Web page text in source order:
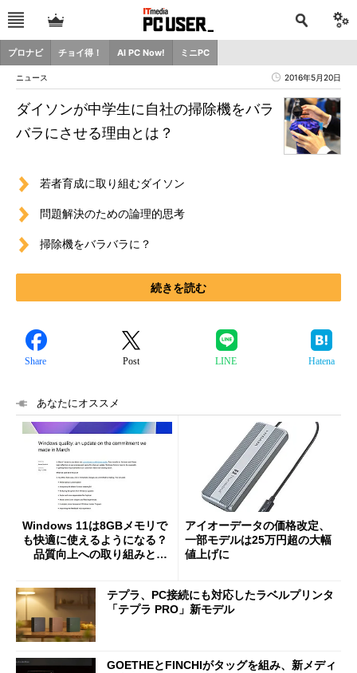
プロナビ チョイ得！ AI PC Now! ミニPC
ニュース 2016年5月20日
ダイソンが中学生に自社の掃除機をバラ
バラにさせる理由とは？
若者育成に取り組むダイソン
問題解決のための論理的思考
掃除機をバラバラに？
続きを読む
Share Post LINE Hatena
あなたにオススメ
Windows 11は8GBメモリで
も快適に使えるようになる？
品質向上への取り組みと
アイオーデータの価格改定、
一部モデルは25万円超の大幅
値上げに
テプラ、PC接続にも対応したラベルプリンタ
「テプラ PRO」新モデル
GOETHEとFINCHIがタッグを組み、新メディ